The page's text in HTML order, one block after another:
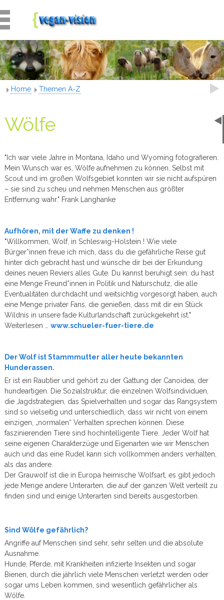
Home Themen A-Z
Wölfe
"Ich war viele Jahre in Montana, Idaho und Wyoming fotografieren.
Mein Wunsch war es, Wölfe aufnehmen zu können. Selbst mit
Scout und im großen Wolfsgebiet konnten wir sie nicht aufspüren
– sie sind zu scheu und nehmen Menschen aus größter
Entfernung wahr." Frank Langhanke
Aufhören, mit der Waffe zu denken !
"Willkommen, Wolf, in Schleswig-Holstein ! Wie viele
Bürger*innen freue ich mich, dass du die gefährliche Reise gut
hinter dich gebracht hast und wünsche dir bei der Erkundung
deines neuen Reviers alles Gute. Du kannst beruhigt sein: du hast
eine Menge Freund*innen in Politik und Naturschutz, die alle
Eventualitäten durchdacht und weitsichtig vorgesorgt haben, auch
eine Menge privater Fans, die genießen, dass mit dir ein Stück
Wildnis in unsere fade Kulturlandschaft zurückgekehrt ist."
Weiterlesen … www.schueler-fuer-tiere.de
Der Wolf ist Stammmutter aller heute bekannten
Hunderassen.
Er ist ein Raubtier und gehört zu der Gattung der Canoidea, der
hundeartigen. Die Sozialstruktur, die einzelnen Wolfsindividuen,
die Jagdstrategien, das Spielverhalten und sogar das Rangsystem
sind so vielseitig und unterschiedlich, dass wir nicht von einem
einzigen, „normalen“ Verhalten sprechen können. Diese
faszinierenden Tiere sind hochintelligente Tiere. Jeder Wolf hat
seine eigenen Charakterzüge und Eigenarten wie wir Menschen
auch und das eine Rudel kann sich vollkommen anders verhalten,
als das andere.
Der Grauwolf ist die in Europa heimische Wolfsart, es gibt jedoch
jede Menge andere Unterarten, die auf der ganzen Welt verteilt zu
finden sind und einige Unterarten sind bereits ausgestorben.
Sind Wölfe gefährlich?
Angriffe auf Menschen sind sehr, sehr selten und die absolute
Ausnahme.
Hunde, Pferde, mit Krankheiten infizierte Insekten und sogar
Bienen, durch die jährlich viele Menschen verletzt werden oder
sogar ums Leben kommen, sind wesentlich gefährlicher als
Wölfe.